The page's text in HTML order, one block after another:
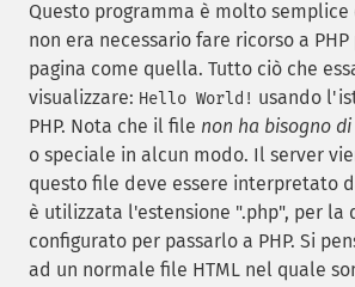
Questo programma è molto semplice
non era necessario fare ricorso a
pagina come quella. Tutto ciò che
visualizzare: Hello World! usando
PHP. Nota che il file non ha bisogno
o speciale in alcun modo. Il server
questo file deve essere interpretato
è utilizzata l'estensione ".php", per la
configurato per passarlo a PHP. Si
ad un normale file HTML nel quale